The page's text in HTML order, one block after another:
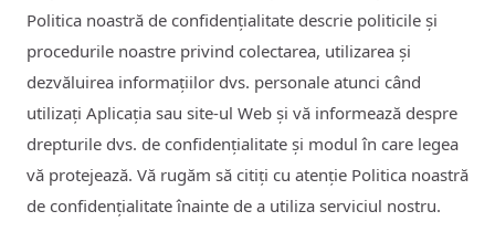
Politica noastră de confidențialitate descrie politicile și
procedurile noastre privind colectarea, utilizarea și
dezvăluirea informațiilor dvs. personale atunci când
utilizați Aplicația sau site-ul Web și vă informează despre
drepturile dvs. de confidențialitate și modul în care legea
vă protejează. Vă rugăm să citiți cu atenție Politica noastră
de confidențialitate înainte de a utiliza serviciul nostru.